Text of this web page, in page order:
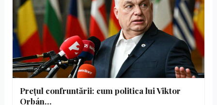
Prețul confruntării: cum politica lui Viktor
Orbán…